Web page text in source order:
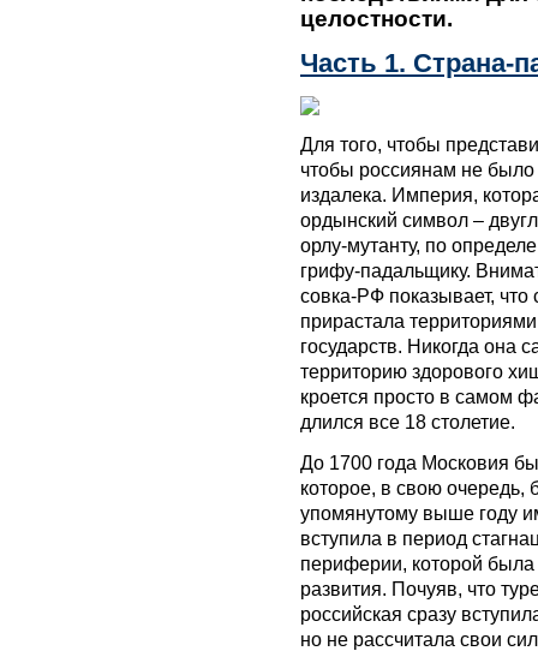
целостности.
Часть 1. Страна-
Для того, чтобы
чтобы россиянам не
издалека. Империя,
ордынский символ –
орлу-мутанту, по
грифу-падальщику.
совка-РФ показывает, что
прирастала
государств. Никогда она
территорию здорового
кроется просто в самом
длился все 18 столетие.
До 1700 года Московия
которое, в свою очередь,
упомянутому выше году
вступила в период
периферии, которой была
развития. Почуяв, что
российская сразу
но не рассчитала свои